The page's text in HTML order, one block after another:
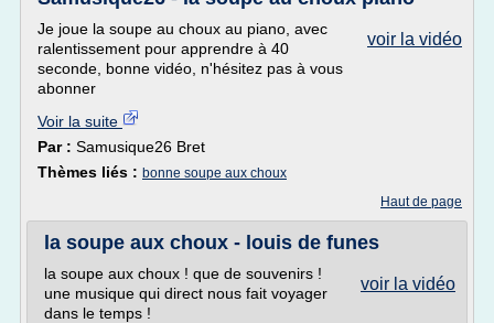
voir la vidéo
Je joue la soupe au choux au piano, avec
ralentissement pour apprendre à 40
seconde, bonne vidéo, n'hésitez pas à vous
abonner
Voir la suite
Par : Samusique26 Bret
Thèmes liés : bonne soupe aux choux
Haut de page
la soupe aux choux - louis de funes
voir la vidéo
la soupe aux choux ! que de souvenirs !
une musique qui direct nous fait voyager
dans le temps !